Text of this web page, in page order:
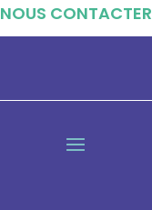
NOUS CONTACTER